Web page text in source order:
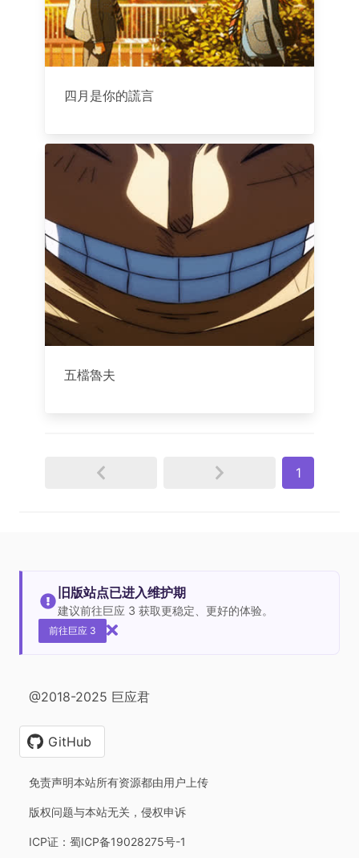
四月是你的謊言
五檔魯夫
1
旧版站点已进入维护期
建议前往巨应 3 获取更稳定、更好的体验。
前往巨应 3
@2018-2025 巨应君
GitHub
免责声明本站所有资源都由用户上传
版权问题与本站无关，侵权申诉
ICP证：蜀ICP备19028275号-1